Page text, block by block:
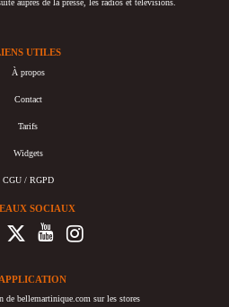
auprès de la presse, les radios et télévisions.
UTILES
À propos
Contact
Tarifs
Widgets
CGU / RGPD
SOCIAUX
de bellemartinique.com sur les stores